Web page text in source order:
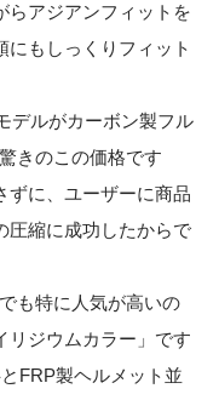
らアジアンフィットを
もしっくりフィット
デルがカーボン製フル
きのこの価格です
ずに、ユーザーに商品
圧縮に成功したからで
も特に人気が高いの
リジウムカラー」です
FRP製ヘルメット並